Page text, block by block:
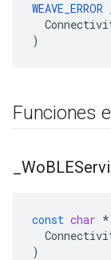
WEAVE_ERROR
)
Funciones
Wo
const char *
)